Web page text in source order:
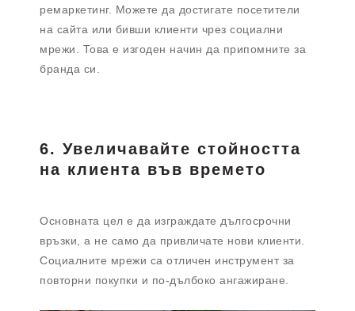
ремаркетинг. Можете да достигате посетители
на сайта или бивши клиенти чрез социални
мрежи. Това е изгоден начин да припомните за
бранда си.
6. Увеличавайте стойността
на клиента във времето
Основната цел е да изграждате дългосрочни
връзки, а не само да привличате нови клиенти.
Социалните мрежи са отличен инструмент за
повторни покупки и по-дълбоко ангажиране.